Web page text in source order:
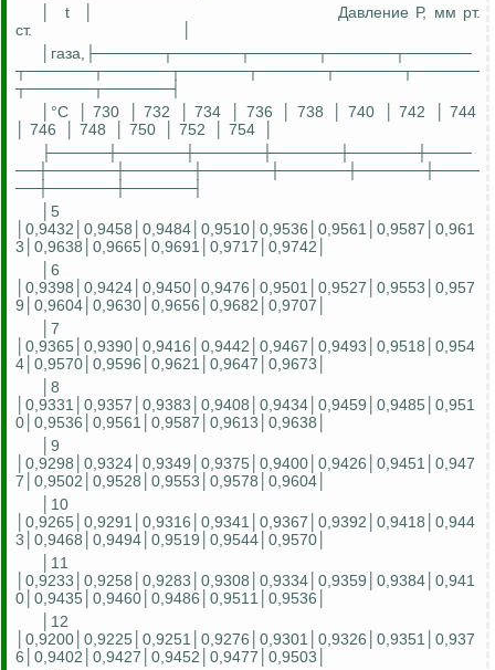
t Давление Р, мм рт.
ст.
│газа,├──────┬──────┬──────┬──────┬──────
┬──────┬──────┬──────┬──────┬──────┬──────
┬──────┬──────┤
│°С
│ 730 │ 732 │ 734 │ 736 │ 738 │ 740 │ 742
│ 744
│ 746
│ 748 │ 750 │ 752 │ 754
├─────┼──────┼──────┼──────┼──────┼────
──┼──────┼──────┼──────┼──────┼──────┼────
──┼──────┼──────┤
│5
│0,9432│0,9458│0,9484│0,9510│0,9536│0,9561│0,9587│0,961
3│0,9638│0,9665│0,9691│0,9717│0,9742│
│6
│0,9398│0,9424│0,9450│0,9476│0,9501│0,9527│0,9553│0,957
9│0,9604│0,9630│0,9656│0,9682│0,9707│
│7
│0,9365│0,9390│0,9416│0,9442│0,9467│0,9493│0,9518│0,954
4│0,9570│0,9596│0,9621│0,9647│0,9673│
│8
│0,9331│0,9357│0,9383│0,9408│0,9434│0,9459│0,9485│0,951
0│0,9536│0,9561│0,9587│0,9613│0,9638│
│9
│0,9298│0,9324│0,9349│0,9375│0,9400│0,9426│0,9451│0,947
7│0,9502│0,9528│0,9553│0,9578│0,9604│
│10
│0,9265│0,9291│0,9316│0,9341│0,9367│0,9392│0,9418│0,944
3│0,9468│0,9494│0,9519│0,9544│0,9570│
│11
│0,9233│0,9258│0,9283│0,9308│0,9334│0,9359│0,9384│0,941
0│0,9435│0,9460│0,9486│0,9511│0,9536│
│12
│0,9200│0,9225│0,9251│0,9276│0,9301│0,9326│0,9351│0,937
6│0,9402│0,9427│0,9452│0,9477│0,9503│